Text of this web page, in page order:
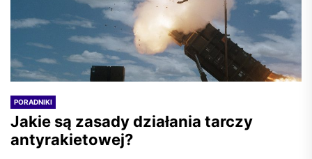
PORADNIKI
Jakie są zasady działania tarczy
antyrakietowej?